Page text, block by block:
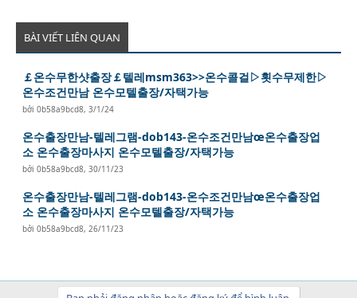
BÀI VIẾT LIÊN QUAN
￡온수무한샷출장￡텔레msm363>>온수콜걸▷횟수무제한▷
온수조건만남 온수모텔출장/자택가능
bởi0b58a9bcd8,3/1/24
온수출장만남-텔레그램-dob143-온수조건만남œ온수출장업
소 온수출장마사지 온수모텔출장/자택가능
bởi0b58a9bcd8,30/11/23
온수출장만남-텔레그램-dob143-온수조건만남œ온수출장업
소 온수출장마사지 온수모텔출장/자택가능
bởi0b58a9bcd8, 26/11/23